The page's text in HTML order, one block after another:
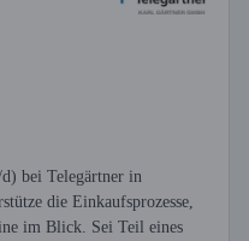
bei Telegärtner in
die Einkaufsprozesse,
im Blick. Sei Teil eines